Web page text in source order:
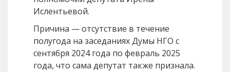
Ислентьевой.
Причина — отсутствие в течение
полугода на заседаниях Думы НГО с
сентября 2024 года по февраль 2025
года, что сама депутат также признала.